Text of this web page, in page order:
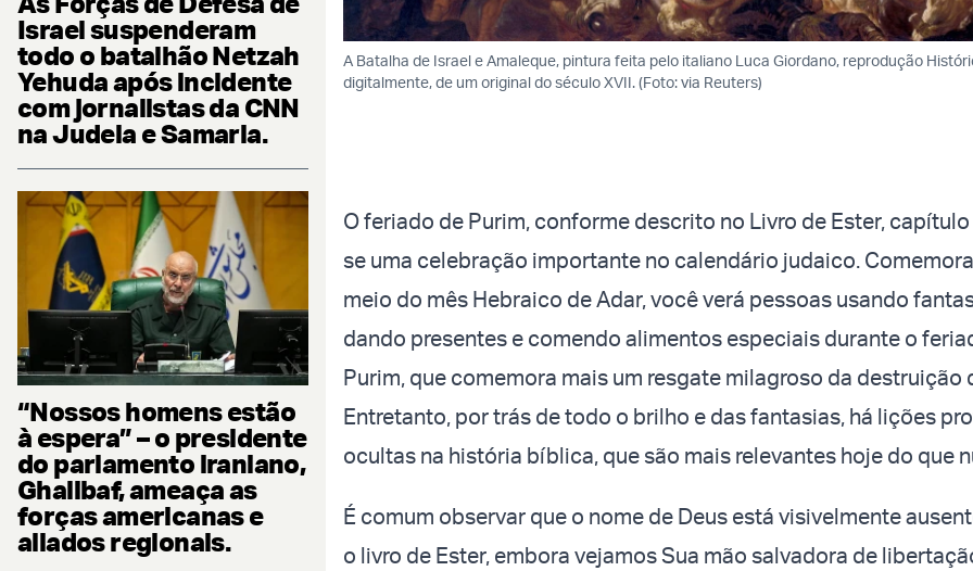
Israel suspenderam
todo o batalhão Netzah
Yehuda após incidente
com jornalistas da CNN
na Judeia e Samaria.
“Nossos homens estão
à espera” – o presidente
do parlamento iraniano,
Ghalibaf, ameaça as
forças americanas e
aliados regionais.
A Batalha de Israel e Amaleque, pintura feita pelo italiano Luca Giordano, reprodução
digitalmente, de um original do século XVII. (Foto: via Reuters)
O feriado de Purim, conforme descrito no Livro de Ester,
se uma celebração importante no calendário judaico.
meio do mês Hebraico de Adar, você verá pessoas usando
dando presentes e comendo alimentos especiais durante o
Purim, que comemora mais um resgate milagroso da destruição
Entretanto, por trás de todo o brilho e das fantasias, há lições
ocultas na história bíblica, que são mais relevantes hoje do que
É comum observar que o nome de Deus está visivelmente
o livro de Ester, embora vejamos Sua mão salvadora de